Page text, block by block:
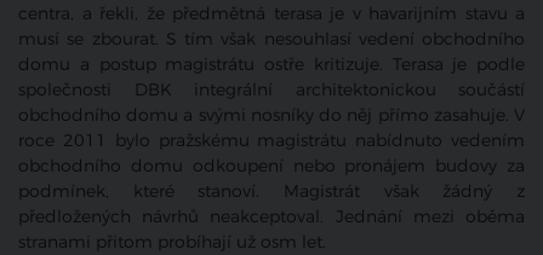
centra, a řekli, že předmětná terasa je v havarijním stavu a
musí se zbourat. S tím však nesouhlasí vedení obchodního
domu a postup magistrátu ostře kritizuje. Terasa je podle
společnosti DBK integrální architektonickou součástí
obchodního domu a svými nosníky do něj přímo zasahuje. V
roce 2011 bylo pražskému magistrátu nabídnuto vedením
obchodního domu odkoupení nebo pronájem budovy za
podmínek, které stanoví. Magistrát však žádný z
předložených návrhů neakceptoval. Jednání mezi oběma
stranami přitom probíhají už osm let.